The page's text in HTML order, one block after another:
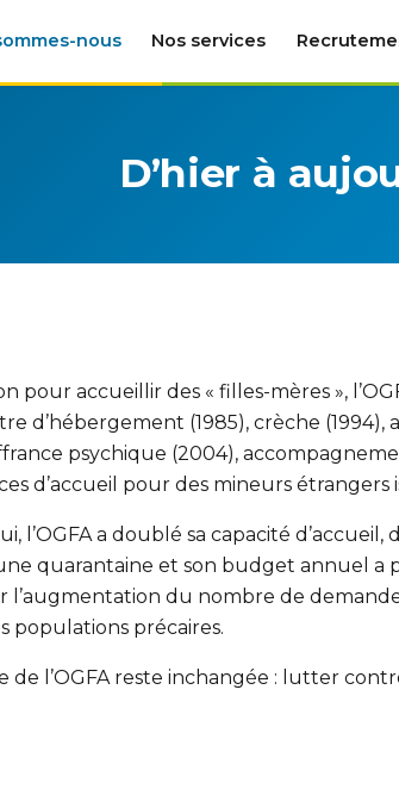
nous Nos services
D’hier à
pour accueillir des « filles-mères »,
d’hébergement (1985), crèche
psychique (2004),
d’accueil pour des mineurs étrangers
l’OGFA a doublé sa capacité
quarantaine et son budget annuel a
l’augmentation du nombre de
populations précaires.
de l’OGFA reste inchangée : lutter